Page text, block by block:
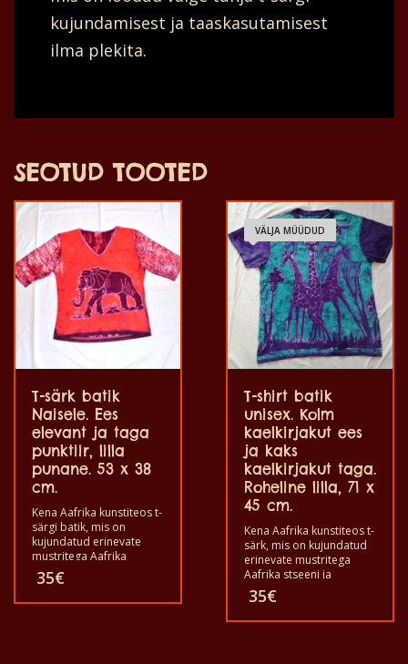
kujundamisest ja taaskasutamisest
ilma plekita.
SEOTUD TOOTED
T-särk batik
Naisele. Ees
elevant ja taga
punktiir, lilla
punane. 53 x 38
cm.
Kena Aafrika kunstiteos t-
särgi batik, mis on
kujundatud erinevate
mustritega Aafrika
stseeni ja loomade
kohta. Kõik need T-särgid
on ainulaadsed. T-särgid
35€
VÄLJA MÜÜDUD
T-shirt batik
unisex. Kolm
kaelkirjakut ees
ja kaks
kaelkirjakut taga.
Roheline lilla, 71 x
45 cm.
Kena Aafrika kunstiteos t-
särk, mis on kujundatud
erinevate mustritega
Aafrika stseeni ja
loomade kohta. Kõik
need t-särgid on
ainulaadsed. T-särk
35€